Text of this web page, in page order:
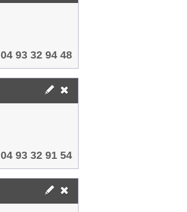
04 93 32 94 48
04 93 32 91 54